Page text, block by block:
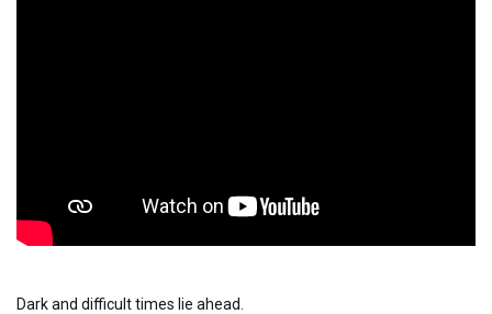
Dark and difficult times lie ahead.